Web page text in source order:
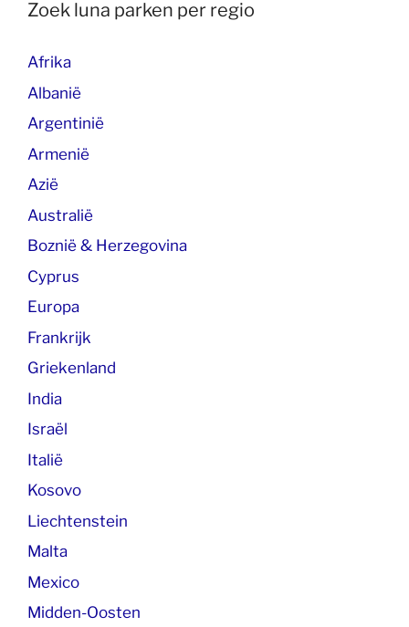
Zoek luna parken per regio
Afrika
Albanië
Argentinië
Armenië
Azië
Australië
Boznië & Herzegovina
Cyprus
Europa
Frankrijk
Griekenland
India
Israël
Italië
Kosovo
Liechtenstein
Malta
Mexico
Midden-Oosten